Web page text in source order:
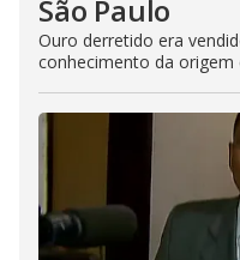
São Paulo
Ouro derretido era
conhecimento da origem